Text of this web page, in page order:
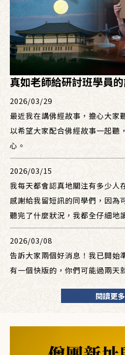
真如老師給研討班學員
2026/03/29
最近我在講佛經故事，擔心大家
以希望大家配合佛經故事一起聽
心。
2026/03/15
我每天都會認真地關注有多少人
感謝給我留短訊的同學們，因為
聽完了什麼狀況，我都全仔細地
2026/03/08
告訴大家兩個好消息！我已開始
有一個快版的，你們可能過兩天
閱讀更多